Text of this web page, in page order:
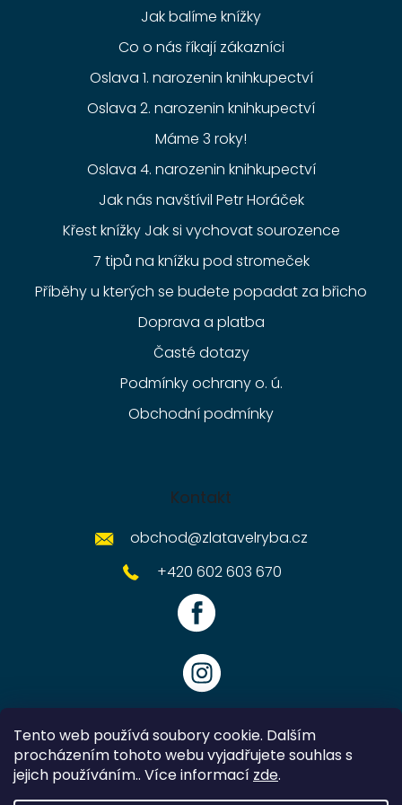
Tento web používá soubory cookie. Dalším
procházením tohoto webu vyjadřujete souhlas s
jejich používáním.. Více informací zde.
Jak balíme knížky
Co o nás říkají zákazníci
Oslava 1. narozenin knihkupectví
Oslava 2. narozenin knihkupectví
Máme 3 roky!
Oslava 4. narozenin knihkupectví
Jak nás navštívil Petr Horáček
Křest knížky Jak si vychovat sourozence
7 tipů na knížku pod stromeček
Příběhy u kterých se budete popadat za břicho
Doprava a platba
Časté dotazy
Podmínky ochrany o. ú.
Obchodní podmínky
Kontakt
obchod@zlatavelryba.cz
+420 602 603 670